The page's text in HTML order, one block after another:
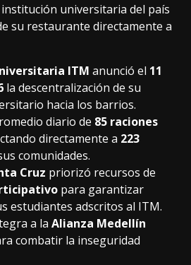
universitaria del país
su restaurante directamente a
ITM anunció el 11
la descentralización de su
hacia los barrios.
diario de 85 raciones
directamente a 223
comunidades.
Cruz priorizó recursos de
para garantizar
estudiantes adscritos al ITM.
a la Alianza Medellín
combatir la inseguridad